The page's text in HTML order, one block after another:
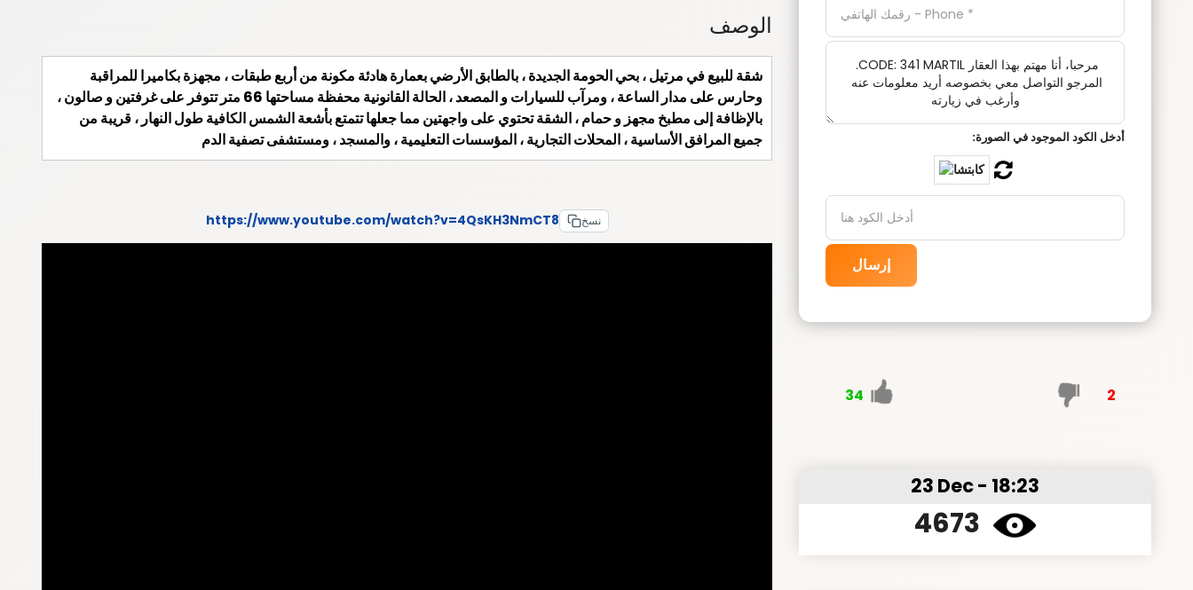
الوصف
شقة للبيع في مرتيل ، بحي الحومة الجديدة ، بالطابق الأرضي بعمارة هادئة مكونة من أربع طبقات ، مجهزة بكاميرا للمراقبة
وحارس على مدار الساعة ، ومرآب للسيارات و المصعد ، الحالة القانونية محفظة مساحتها 66 متر تتوفر على غرفتين و صالون ،
بالإظافة إلى مطبخ مجهز و حمام ، الشقة تحتوي على واجهتين مما جعلها تتمتع بأشعة الشمس الكافية طول النهار ، قريبة من
جميع المرافق الأساسية ، المحلات التجارية ، المؤسسات التعليمية ، والمسجد ، ومستشفى تصفية الدم
https://www.youtube.com/watch?v=4QsKH3NmCT8 نسخ
أدخل الكود الموجود في الصورة:
إرسال
34 2
23 Dec - 18:23
4673